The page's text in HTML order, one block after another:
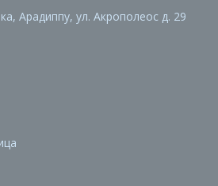
Арадиппу, ул. Акрополеос д. 29